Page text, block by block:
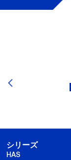
シリーズ
HAS